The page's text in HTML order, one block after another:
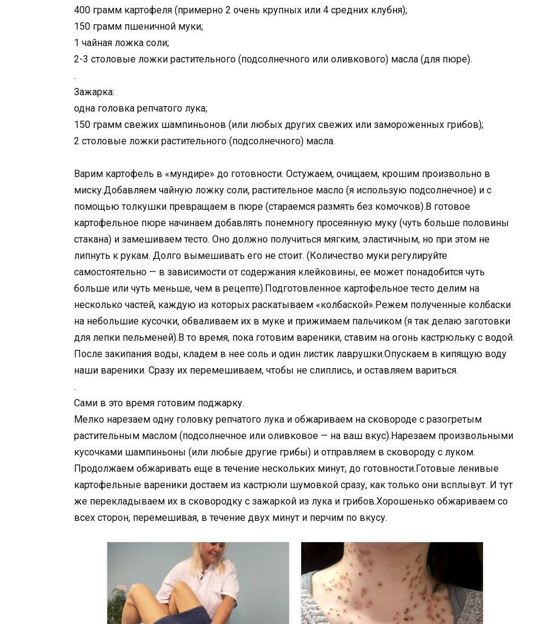
400 грамм картофеля (примерно 2 очень крупных или 4 средних клубня);
150 грамм пшеничной муки;
1 чайная ложка соли;
2-3 столовые ложки растительного (подсолнечного или оливкового) масла (для пюре).
.
Зажарка:
одна головка репчатого лука;
150 грамм свежих шампиньонов (или любых других свежих или замороженных грибов);
2 столовые ложки растительного (подсолнечного) масла.
Варим картофель в «мундире» до готовности. Остужаем, очищаем, крошим произвольно в
миску.Добавляем чайную ложку соли, растительное масло (я использую подсолнечное) и с
помощью толкушки превращаем в пюре (стараемся размять без комочков).В готовое
картофельное пюре начинаем добавлять понемногу просеянную муку (чуть больше половины
стакана) и замешиваем тесто. Оно должно получиться мягким, эластичным, но при этом не
липнуть к рукам. Долго вымешивать его не стоит. (Количество муки регулируйте
самостоятельно — в зависимости от содержания клейковины, ее может понадобится чуть
больше или чуть меньше, чем в рецепте).Подготовленное картофельное тесто делим на
несколько частей, каждую из которых раскатываем «колбаской».Режем полученные колбаски
на небольшие кусочки, обваливаем их в муке и прижимаем пальчиком (я так делаю заготовки
для лепки пельменей).В то время, пока готовим вареники, ставим на огонь кастрюльку с водой.
После закипания воды, кладем в нее соль и один листик лаврушки.Опускаем в кипящую воду
наши вареники. Сразу их перемешиваем, чтобы не слиплись, и оставляем вариться.
.
Сами в это время готовим поджарку.
Мелко нарезаем одну головку репчатого лука и обжариваем на сковороде с разогретым
растительным маслом (подсолнечное или оливковое — на ваш вкус).Нарезаем произвольными
кусочками шампиньоны (или любые другие грибы) и отправляем в сковороду с луком.
Продолжаем обжаривать еще в течение нескольких минут, до готовности.Готовые ленивые
картофельные вареники достаем из кастрюли шумовкой сразу, как только они всплывут. И тут
же перекладываем их в сковородку с зажаркой из лука и грибов.Хорошенько обжариваем со
всех сторон, перемешивая, в течение двух минут и перчим по вкусу.